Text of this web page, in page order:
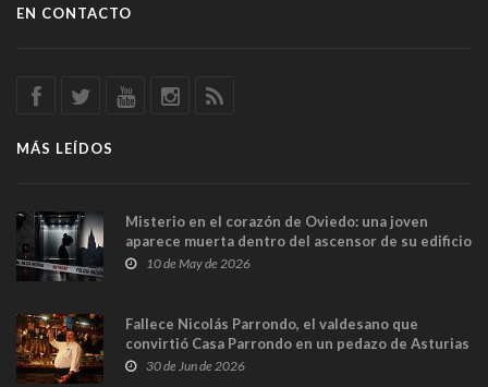
EN CONTACTO
MÁS LEÍDOS
Misterio en el corazón de Oviedo: una joven
aparece muerta dentro del ascensor de su edificio
y las cámaras captan sus últimos minutos
10 de May de 2026
Fallece Nicolás Parrondo, el valdesano que
convirtió Casa Parrondo en un pedazo de Asturias
en Madrid
30 de Jun de 2026